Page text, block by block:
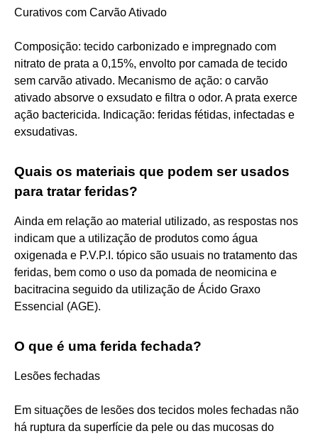
Curativos com Carvão Ativado
Composição: tecido carbonizado e impregnado com
nitrato de prata a 0,15%, envolto por camada de tecido
sem carvão ativado. Mecanismo de ação: o carvão
ativado absorve o exsudato e filtra o odor. A prata exerce
ação bactericida. Indicação: feridas fétidas, infectadas e
exsudativas.
Quais os materiais que podem ser usados
para tratar feridas?
Ainda em relação ao material utilizado, as respostas nos
indicam que a utilização de produtos como água
oxigenada e P.V.P.I. tópico são usuais no tratamento das
feridas, bem como o uso da pomada de neomicina e
bacitracina seguido da utilização de Ácido Graxo
Essencial (AGE).
O que é uma ferida fechada?
Lesões fechadas
Em situações de lesões dos tecidos moles fechadas não
há ruptura da superfície da pele ou das mucosas do